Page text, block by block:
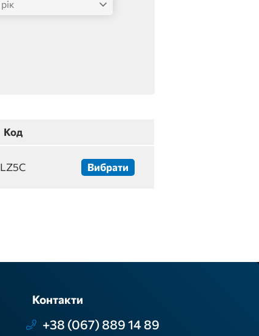
Код
LZ5C Вибрати
Контакти
+38 (067) 889 14 89